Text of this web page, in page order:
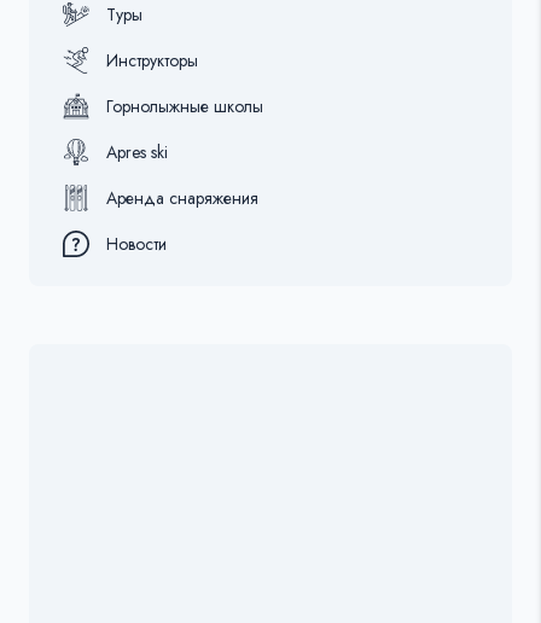
Туры
Инструкторы
Горнолыжные школы
Apres ski
Аренда снаряжения
Новости